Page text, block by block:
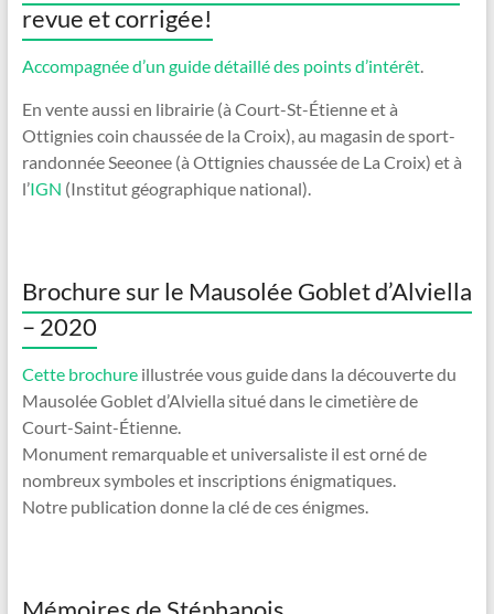
revue et corrigée!
Accompagnée d’un guide détaillé des points d’intérêt.
En vente aussi en librairie (à Court-St-Étienne et à
Ottignies coin chaussée de la Croix), au magasin de sport-
randonnée Seeonee (à Ottignies chaussée de La Croix) et à
l’IGN (Institut géographique national).
Brochure sur le Mausolée Goblet d’Alviella
– 2020
Cette brochureillustrée vous guide dans la découverte du
Mausolée Goblet d’Alviella situé dans le cimetière de
Court-Saint-Étienne.
Monument remarquable et universaliste il est orné de
nombreux symboles et inscriptions énigmatiques.
Notre publication donne la clé de ces énigmes.